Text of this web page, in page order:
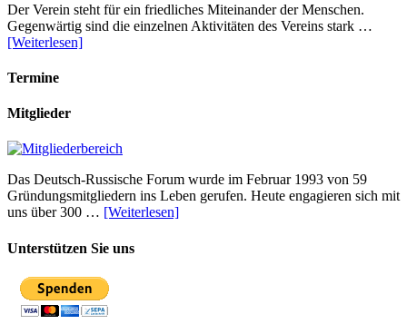
Der Verein steht für ein friedliches Miteinander der Menschen.
Gegenwärtig sind die einzelnen Aktivitäten des Vereins stark …
[Weiterlesen]
Termine
Mitglieder
Das Deutsch-Russische Forum wurde im Februar 1993 von 59
Gründungsmitgliedern ins Leben gerufen. Heute engagieren sich mit
uns über 300 … [Weiterlesen]
Unterstützen Sie uns